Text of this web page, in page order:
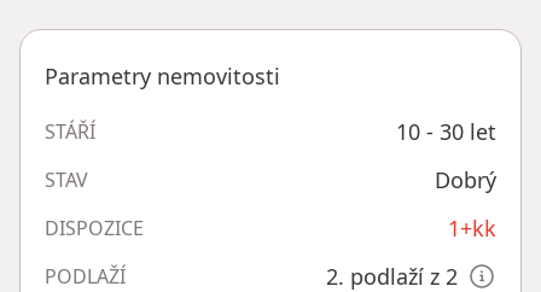
Parametry nemovitosti
STÁŘÍ 10 - 30 let
STAV Dobrý
DISPOZICE 1+kk
PODLAŽÍ 2. podlaží z 2